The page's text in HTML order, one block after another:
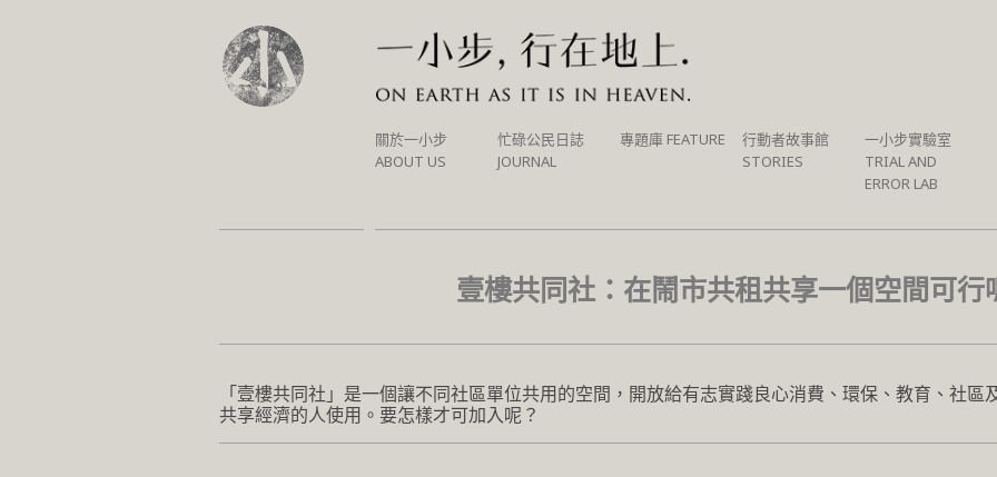
SKIP
TO
關於一小步
ABOUT US
忙碌公民日誌
JOURNAL
專題庫 FEATURE
行動者故事館
STORIES
一小步實驗室
TRIAL AND
ERROR LAB
壹樓共同社：在鬧市共租共享一個空間可行
「壹樓共同社」是一個讓不同社區單位共用的空間，開放給有志實踐良心消費、環保、教育、社區
共享經濟的人使用。要怎樣才可加入呢？